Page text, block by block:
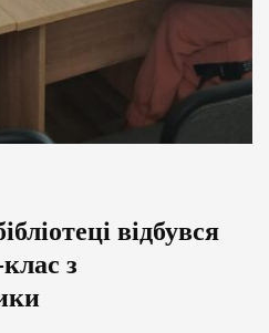
відбувся
з